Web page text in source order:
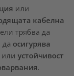
или
кабелна
трябва да
да осигурява
илиустойчивост
.